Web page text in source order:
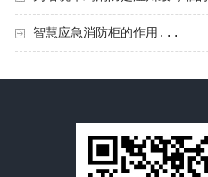
智慧应急消防柜的作用...